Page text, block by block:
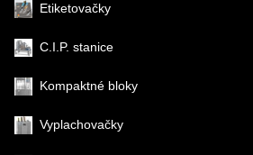
Etiketovačky
C.I.P. stanice
Kompaktné bloky
Vyplachovačky